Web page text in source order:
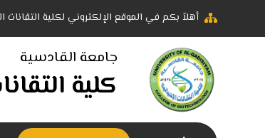
أهلاً بكم في الموقع الإلكتروني لكلية التقانات
جامعة القادسية
كلية